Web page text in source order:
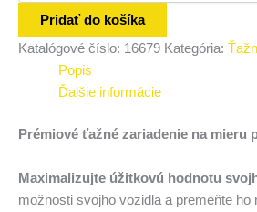
Pridať do košíka
Katalógové číslo: 16679 Kategória:
Popis
Ďalšie informácie
Prémiové ťažné zariadenie na mieru
Maximalizujte úžitkovú hodnotu
možnosti svojho vozidla a premeňte ho